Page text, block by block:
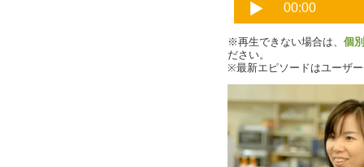
※再生できない場合は、 個
ださい。
※最新エピソードはユーザ